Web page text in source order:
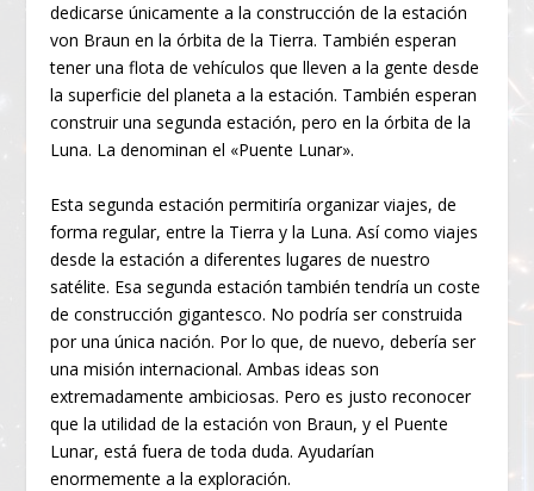
dedicarse únicamente a la construcción de la estación
von Braun en la órbita de la Tierra. También esperan
tener una flota de vehículos que lleven a la gente desde
la superficie del planeta a la estación. También esperan
construir una segunda estación, pero en la órbita de la
Luna. La denominan el «Puente Lunar».
Esta segunda estación permitiría organizar viajes, de
forma regular, entre la Tierra y la Luna. Así como viajes
desde la estación a diferentes lugares de nuestro
satélite. Esa segunda estación también tendría un coste
de construcción gigantesco. No podría ser construida
por una única nación. Por lo que, de nuevo, debería ser
una misión internacional. Ambas ideas son
extremadamente ambiciosas. Pero es justo reconocer
que la utilidad de la estación von Braun, y el Puente
Lunar, está fuera de toda duda. Ayudarían
enormemente a la exploración.